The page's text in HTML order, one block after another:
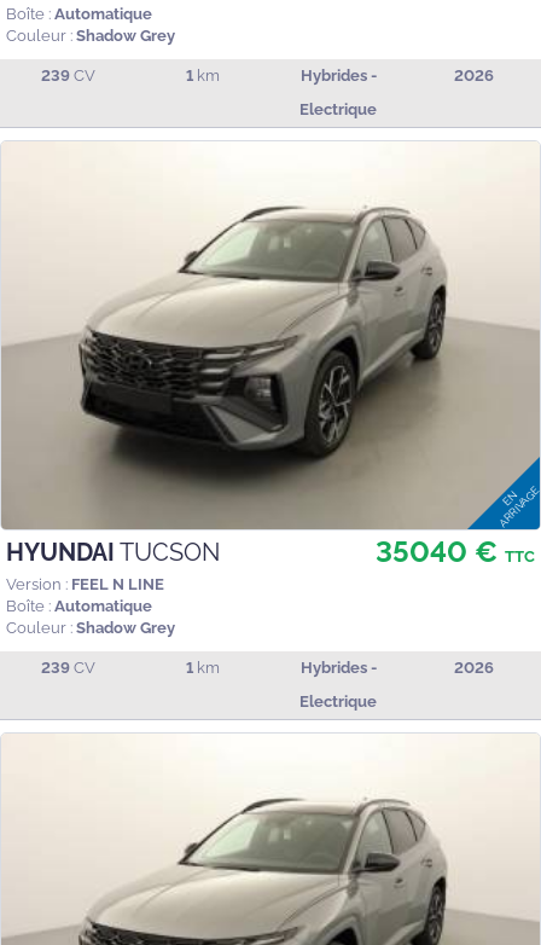
Boîte : Automatique
Couleur : Shadow Grey
239 CV 1 km
Hybrides -
Electrique
2026
HYUNDAI TUCSON
Version : FEEL N LINE
Boîte : Automatique
Couleur : Shadow Grey
35040 € TTC
239 CV 1 km
Hybrides -
Electrique
2026